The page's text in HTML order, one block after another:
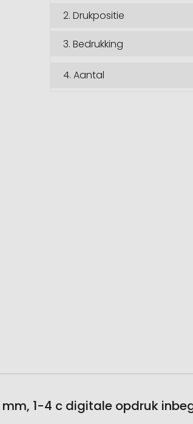
2.Drukpositie
3.Bedrukking
4.Aantal
1-4 c digitale opdruk